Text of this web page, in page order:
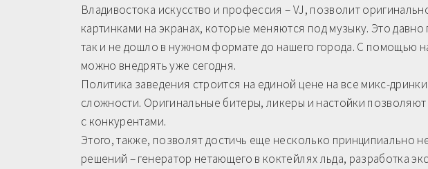
Владивостока искусство и профессия – VJ, позволит
картинками на экранах, которые меняются под музыку. Это
так и не дошло в нужном формате до нашего города. С помощью
можно внедрять уже сегодня.
Политика заведения строится на единой цене на все микс-
сложности. Оригинальные битеры, ликеры и настойки позволяют
с конкурентами.
Этого, также, позволят достичь еще несколько принципиально
решений – генератор нетающего в коктейлях льда, разработка